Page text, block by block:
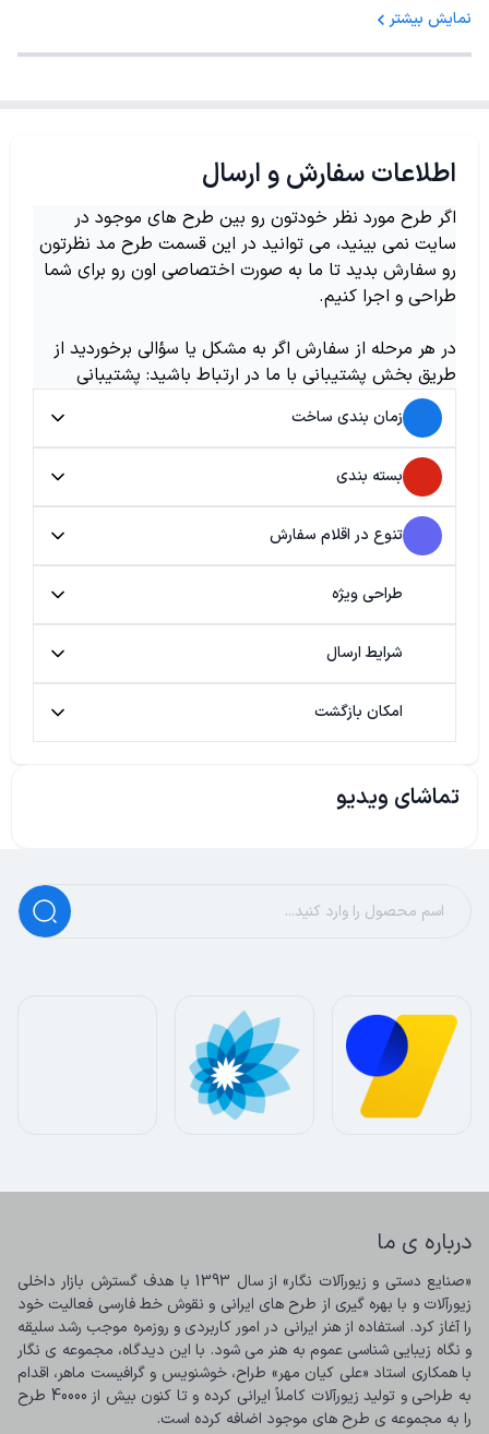
نمایش بیشتر
اطلاعات سفارش و ارسال
اگر طرح مورد نظر خودتون رو بین طرح های موجود در
سایت نمی بینید، می توانید در این قسمت طرح مد نظرتون
رو سفارش بدید تا ما به صورت اختصاصی اون رو برای شما
طراحی و اجرا کنیم.
در هر مرحله از سفارش اگر به مشکل یا سؤالی برخوردید از
طریق بخش پشتیبانی با ما در ارتباط باشید: پشتیبانی
زمان بندی ساخت
بسته بندی
تنوع در اقلام سفارش
طراحی ویژه
شرایط ارسال
امکان بازگشت
تماشای ویدیو
درباره ی ما
را به مجموعه ی طرح های موجود اضافه کرده است.